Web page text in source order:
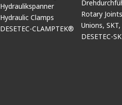
DESETEC-CLAMPTEK®
DESETEC-